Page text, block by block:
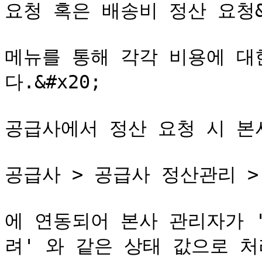
요청 혹은 배송비 정산 요
메뉴를 통해 각각 비용에
다.&#x20;
공급사에서 정산 요청 시 본
공급사 > 공급사 정산관리
에 연동되어 본사 관리자가
려' 와 같은 상태 값으로